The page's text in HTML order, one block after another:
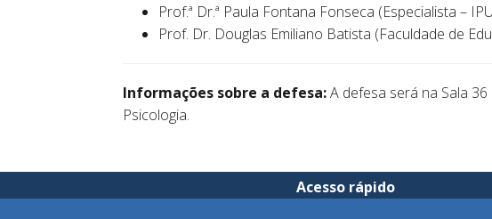
Prof.ª Dr.ª Paula Fontana Fonseca (Especialista –
Prof. Dr. Douglas Emiliano Batista (Faculdade de
Informações sobre a defesa:A defesa será na Sala
Psicologia.
Acesso rápido